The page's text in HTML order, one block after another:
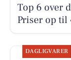
Top 6 over
Priser op til
DAGLIGVARER